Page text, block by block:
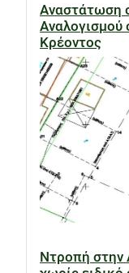
Αναστάτωση
Αναλογισμού
Κρέοντος
Ντροπή στην